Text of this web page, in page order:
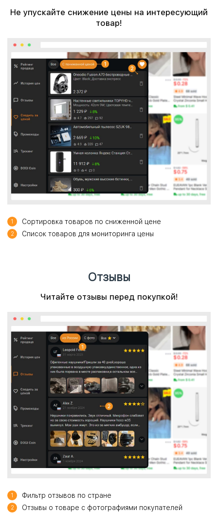
Не упускайте снижение цены на интересующий
товар!
1 Сортировка товаров по сниженной цене
2 Список товаров для мониторинга цены
Отзывы
Читайте отзывы перед покупкой!
1 Фильтр отзывов по стране
2 Отзывы о товаре с фотографиями покупателей